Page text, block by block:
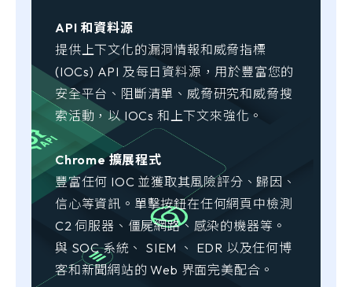
API 和資料源
提供上下文化的漏洞情報和威脅指標
(IOCs) API 及每日資料源，用於豐富您的
安全平台、阻斷清單、威脅研究和威脅搜
索活動，以 IOCs 和上下文來強化。
Chrome 擴展程式
豐富任何 IOC 並獲取其風險評分、歸因、
信心等資訊。單擊按鈕在任何網頁中檢測
C2 伺服器、僵屍網路、感染的機器等。
與 SOC 系統、 SIEM 、 EDR 以及任何博
客和新聞網站的 Web 界面完美配合。